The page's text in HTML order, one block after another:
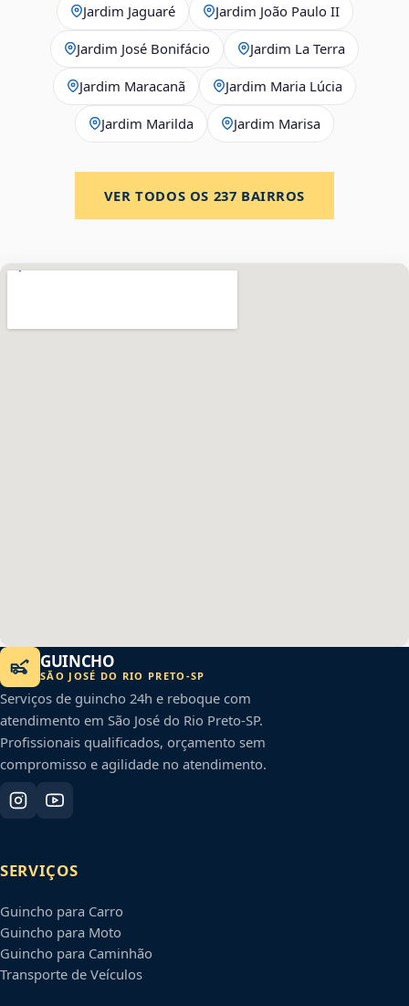
Jardim Jaguaré Jardim João Paulo II
Jardim José Bonifácio Jardim La Terra
Jardim Maracanã Jardim Maria Lúcia
Jardim Marilda Jardim Marisa
VER TODOS OS 237 BAIRROS
GUINCHO
SÃO JOSÉ DO RIO PRETO -SP
Serviços de guincho 24h e reboque com
atendimento em São José do Rio Preto-SP.
Profissionais qualificados, orçamento sem
compromisso e agilidade no atendimento.
SERVIÇOS
Guincho para Carro
Guincho para Moto
Guincho para Caminhão
Transporte de Veículos